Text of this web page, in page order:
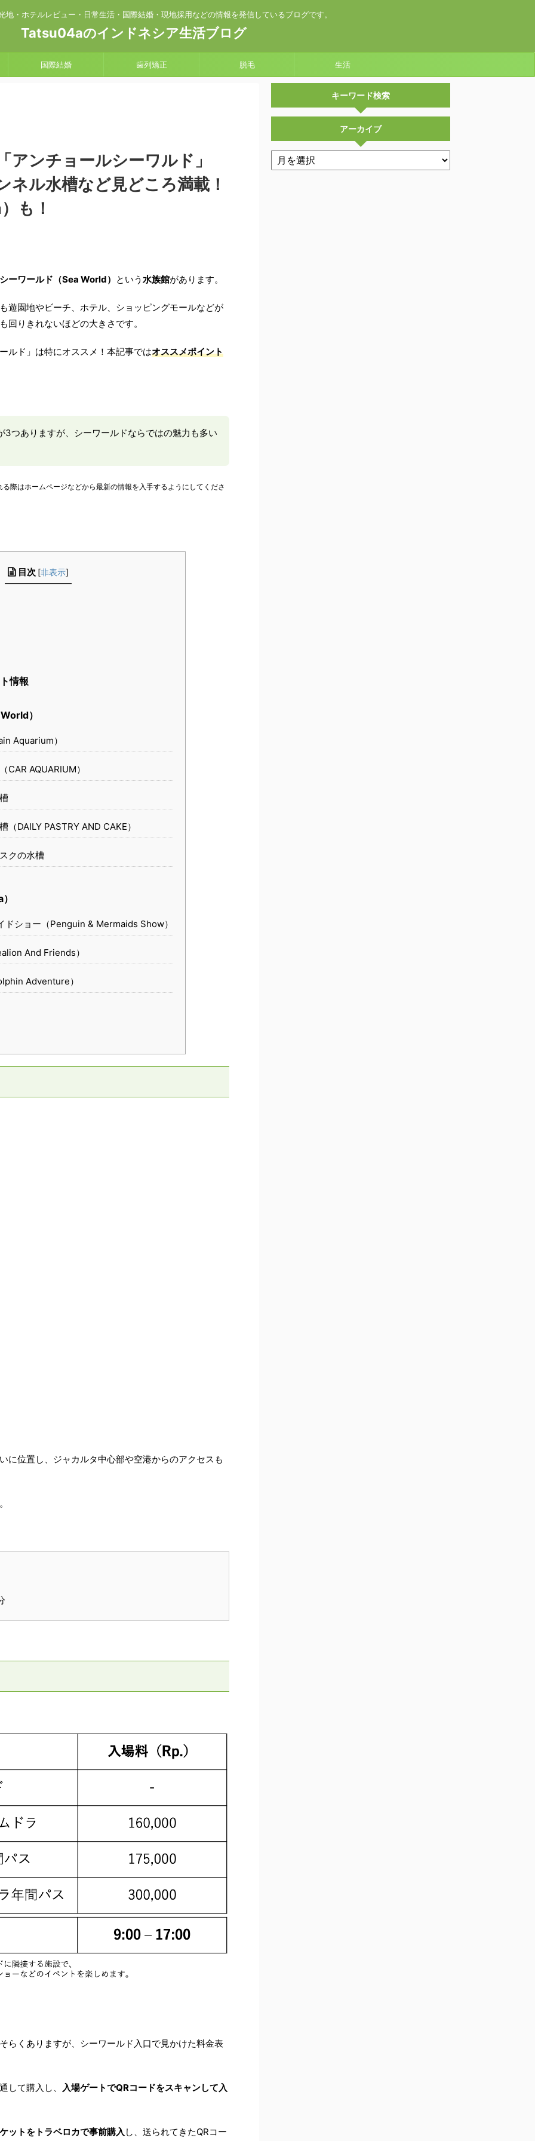
地・ホテルレビュー・日常生活・国際結婚・現地採用などの情報を発信しているブログです。
Tatsu04aのインドネシア生活ブログ
国際結婚 歯列矯正 脱毛 生活
アンチョールシーワルド」
ネル水槽など見どころ満載！
も！
シーワールド（Sea World） という 水族館があります。
遊園地やビーチ、ホテル、ショッピングモールなどが
回りきれないほどの大きさです。
ルド」は特にオススメ！本記事ではオススメポイント
3つありますが、シーワールドならではの魅力も多い
際はホームページなどから最新の情報を入手するようにしてくださ
目次 [非表示]
情報
）
Aquarium）
CAR AQUARIUM）
（DAILY PASTRY AND CAKE）
クの水槽
ドショー（Penguin & Mermaids Show）
And Friends）
Adventure）
に位置し、ジャカルタ中心部や空港からのアクセスも
らくありますが、シーワールド入口で見かけた料金表
して購入し、 入場ゲートでQRコードをスキャンして入
ットをトラベロカで事前購入 し、送られてきたQRコー
キーワード検索
アーカイブ